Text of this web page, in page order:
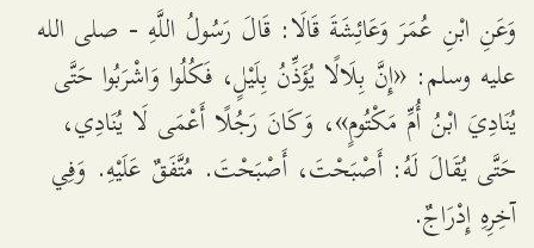
وَعَنِ ابْنِ عُمَرَ وَعَائِشَةَ قَالَا: قَالَ رَسُولُ اللَّهِ - صلى الله
عليه وسلم: «إِنَّ بِلَالًا يُؤَذِّنُ بِلَيْلٍ، فَكُلُوا وَاشْرَبُوا حَتَّى
يُنَادِيَ ابْنُ أُمِّ مَكْتُومٍ»، وَكَانَ رَجُلًا أَعْمَى لَا يُنَادِي،
حَتَّى يُقَالَ لَهُ: أَصْبَحْتَ، أَصْبَحْتَ. مُتَّفَقٌ عَلَيْهِ. وَفِي
آخِرِهِ إِدْرَاجٌ.